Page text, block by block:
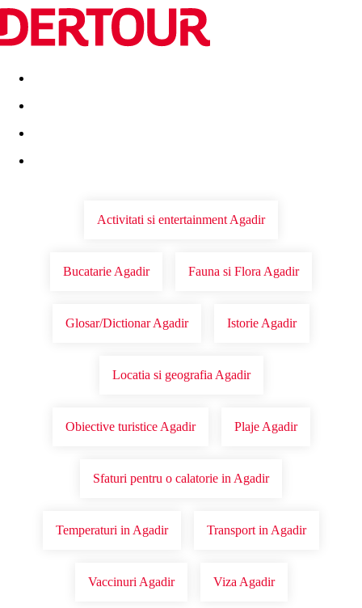
Destinatii Vacanta perfecta OFERTE DE NERATAT
Activitati si entertainment Agadir
Bucatarie Agadir Fauna si Flora Agadir
Glosar/Dictionar Agadir Istorie Agadir
Locatia si geografia Agadir
Obiective turistice Agadir Plaje Agadir
Sfaturi pentru o calatorie in Agadir
Temperaturi in Agadir Transport in Agadir
Vaccinuri Agadir Viza Agadir